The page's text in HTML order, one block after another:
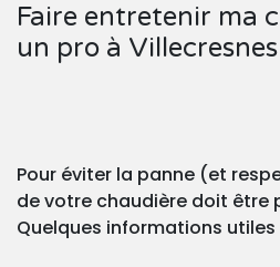
Faire entretenir ma
un pro à
Pour éviter la panne (et
de votre chaudière doit être
Quelques informations